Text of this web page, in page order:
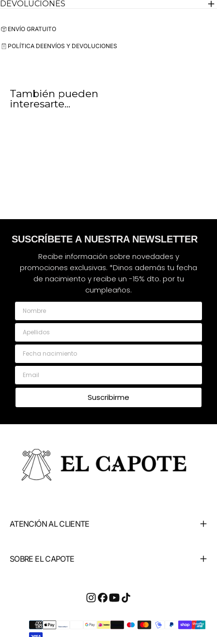
DEVOLUCIONES
ENVÍO GRATUITO
POLÍTICA DEENVÍOS Y DEVOLUCIONES
También pueden
interesarte...
SUSCRÍBETE A NUESTRA NEWSLETTER
Recibe información sobre novedades y
promociones exclusivas. *Dinos además tu fecha
de nacimiento y recibe un -15% dto. por tu
cumpleaños.
Nombre
Apellidos
Fecha nacimiento
Email
Suscribirme
ATENCIÓN AL CLIENTE
SOBRE EL CAPOTE
Métodos